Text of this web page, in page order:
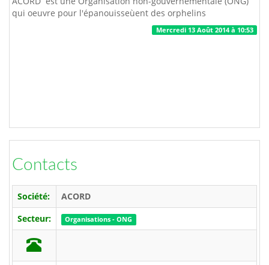
qui oeuvre pour l'épanouisseùent des orphelins
Mercredi 13 Août 2014 à 10:53
Contacts
Société:
ACORD
Secteur:
Organisations - ONG